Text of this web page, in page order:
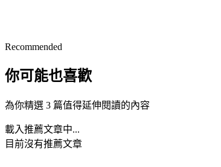
Recommended
你可能也喜歡
為你精選 3 篇值得延伸閱讀的內容
載入推薦文章中...
目前沒有推薦文章